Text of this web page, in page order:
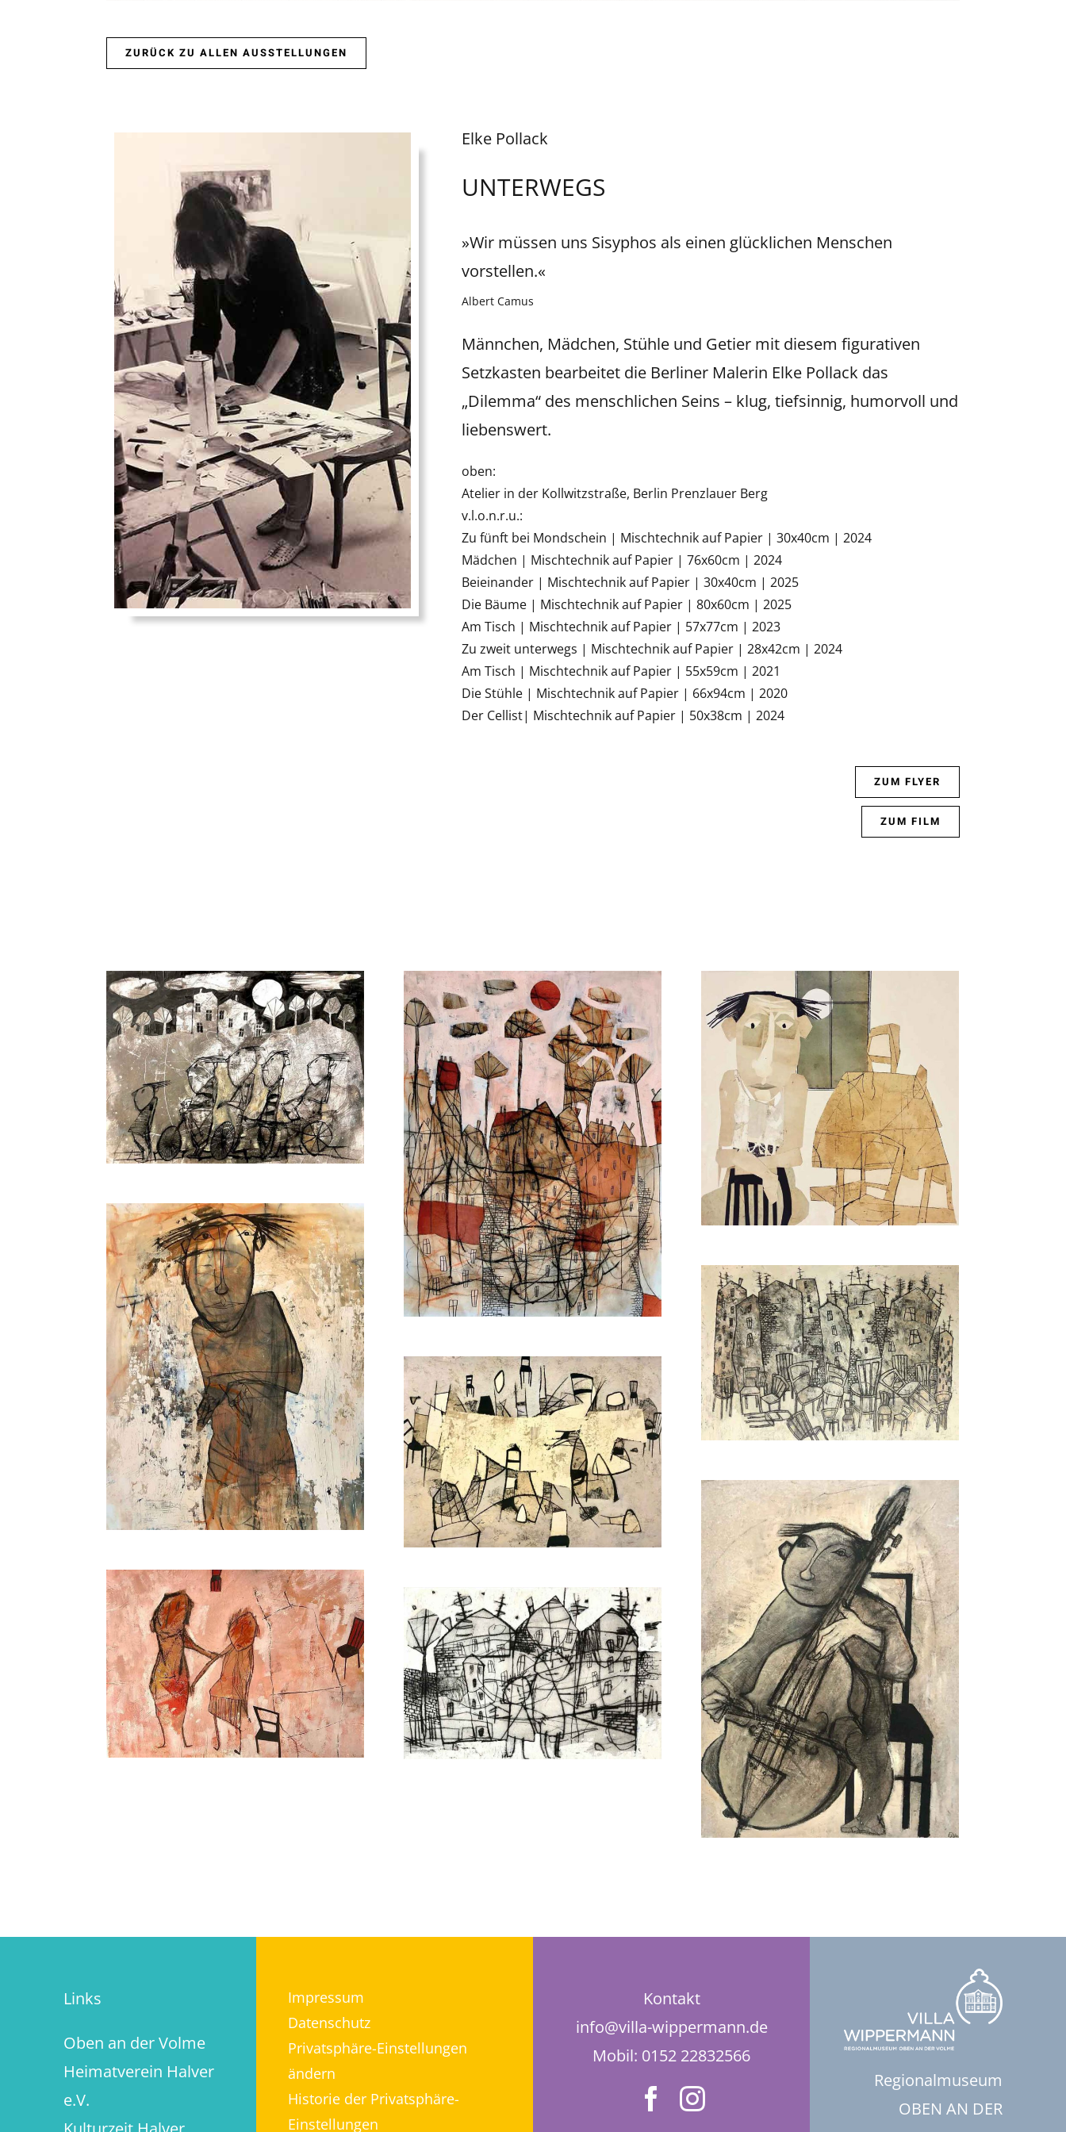
ZURÜCK ZU ALLEN AUSSTELLUNGEN
Elke Pollack
UNTERWEGS
»Wir müssen uns Sisyphos als einen glücklichen Menschen
vorstellen.«
Albert Camus
Männchen, Mädchen, Stühle und Getier mit diesem figurativen
Setzkasten bearbeitet die Berliner Malerin Elke Pollack das
„Dilemma“ des menschlichen Seins – klug, tiefsinnig, humorvoll und
liebenswert.
oben:
Atelier in der Kollwitzstraße, Berlin Prenzlauer Berg
v.l.o.n.r.u.:
Zu fünft bei Mondschein | Mischtechnik auf Papier | 30x40cm | 2024
Mädchen | Mischtechnik auf Papier | 76x60cm | 2024
Beieinander | Mischtechnik auf Papier | 30x40cm | 2025
Die Bäume | Mischtechnik auf Papier | 80x60cm | 2025
Am Tisch | Mischtechnik auf Papier | 57x77cm | 2023
Zu zweit unterwegs | Mischtechnik auf Papier | 28x42cm | 2024
Am Tisch | Mischtechnik auf Papier | 55x59cm | 2021
Die Stühle | Mischtechnik auf Papier | 66x94cm | 2020
Der Cellist| Mischtechnik auf Papier | 50x38cm | 2024
ZUM FLYER
ZUM FILM
Links
Oben an der Volme
Heimatverein Halver
e.V.
Impressum
Datenschutz
Privatsphäre-Einstellungen
ändern
Historie der Privatsphäre-
Einstellungen
Kontakt
info@villa-wippermann.de
Mobil: 0152 22832566
Regionalmuseum
OBEN AN DER